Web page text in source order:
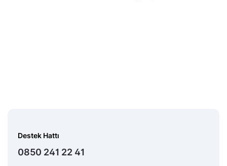
Destek Hattı
0850 241 22 41